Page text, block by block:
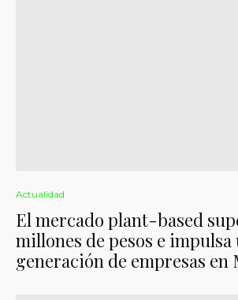
Actualidad
El mercado plant-based
millones de pesos e impulsa
generación de empresas en